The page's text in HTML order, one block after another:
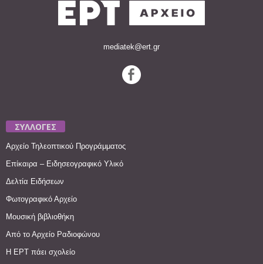
mediatek@ert.gr
ΣΥΛΛΟΓΕΣ
Αρχείο Τηλεοπτικού Προγράμματος
Επίκαιρα – Ειδησεογραφικό Υλικό
Δελτία Ειδήσεων
Φωτογραφικό Αρχείο
Μουσική βιβλιοθήκη
Από το Αρχείο Ραδιοφώνου
Η ΕΡΤ πάει σχολείο